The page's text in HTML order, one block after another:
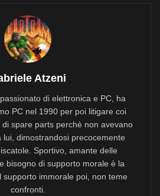
Atzeni
di elettronica e PC, ha
PC nel 1990 per poi litigare coi
spare parts perchè non avevano
lui, dimostrandosi precocemente
Sportivo, amante delle
bisogno di supporto morale è la
supporto immorale poi, non teme
confronti.